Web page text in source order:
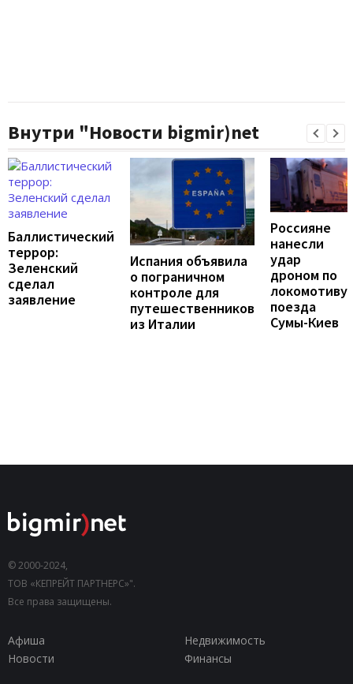
Внутри "Новости bigmir)net
Баллистический
террор:
Зеленский
сделал
заявление
Испания объявила
о пограничном
контроле для
путешественников
из Италии
Россияне
нанесли
удар
дроном по
локомотиву
поезда
Сумы-Киев
© 2000-2024,
ТОВ «КЕПРЕЙТ ПАРТНЕРС»".
Все права защищены.
Афиша
Недвижимость
Новости
Финансы